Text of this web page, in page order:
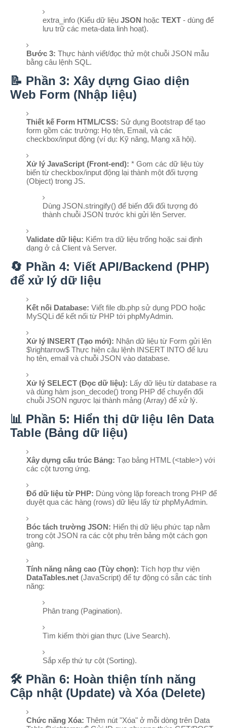
extra_info (Kiểu dữ liệu JSON hoặc TEXT - dùng để
lưu trữ các meta-data linh hoạt).
Bước 3: Thực hành viết/đọc thử một chuỗi JSON mẫu
bằng câu lệnh SQL.
📝 Phần 3: Xây dựng Giao diện
Web Form (Nhập liệu)
Thiết kế Form HTML/CSS: Sử dụng Bootstrap để tạo
form gồm các trường: Họ tên, Email, và các
checkbox/input động (ví dụ: Kỹ năng, Mạng xã hội).
Xử lý JavaScript (Front-end): * Gom các dữ liệu tùy
biến từ checkbox/input động lại thành một đối tượng
(Object) trong JS.
Dùng JSON.stringify() để biến đổi đối tượng đó
thành chuỗi JSON trước khi gửi lên Server.
Validate dữ liệu: Kiểm tra dữ liệu trống hoặc sai định
dạng ở cả Client và Server.
🔄 Phần 4: Viết API/Backend (PHP)
để xử lý dữ liệu
Kết nối Database: Viết file db.php sử dụng PDO hoặc
MySQLi để kết nối từ PHP tới phpMyAdmin.
Xử lý INSERT (Tạo mới): Nhận dữ liệu từ Form gửi lên
$\rightarrow$ Thực hiện câu lệnh INSERT INTO để lưu
họ tên, email và chuỗi JSON vào database.
Xử lý SELECT (Đọc dữ liệu): Lấy dữ liệu từ database ra
và dùng hàm json_decode() trong PHP để chuyển đổi
chuỗi JSON ngược lại thành mảng (Array) để xử lý.
📊 Phần 5: Hiển thị dữ liệu lên Data
Table (Bảng dữ liệu)
Xây dựng cấu trúc Bảng: Tạo bảng HTML (<table>) với
các cột tương ứng.
Đổ dữ liệu từ PHP: Dùng vòng lặp foreach trong PHP để
duyệt qua các hàng (rows) dữ liệu lấy từ phpMyAdmin.
Bóc tách trường JSON: Hiển thị dữ liệu phức tạp nằm
trong cột JSON ra các cột phụ trên bảng một cách gọn
gàng.
Tính năng nâng cao (Tùy chọn): Tích hợp thư viện
DataTables.net (JavaScript) để tự động có sẵn các tính
năng:
Phân trang (Pagination).
Tìm kiếm thời gian thực (Live Search).
Sắp xếp thứ tự cột (Sorting).
🛠️ Phần 6: Hoàn thiện tính năng
Cập nhật (Update) và Xóa (Delete)
Chức năng Xóa: Thêm nút "Xóa" ở mỗi dòng trên Data